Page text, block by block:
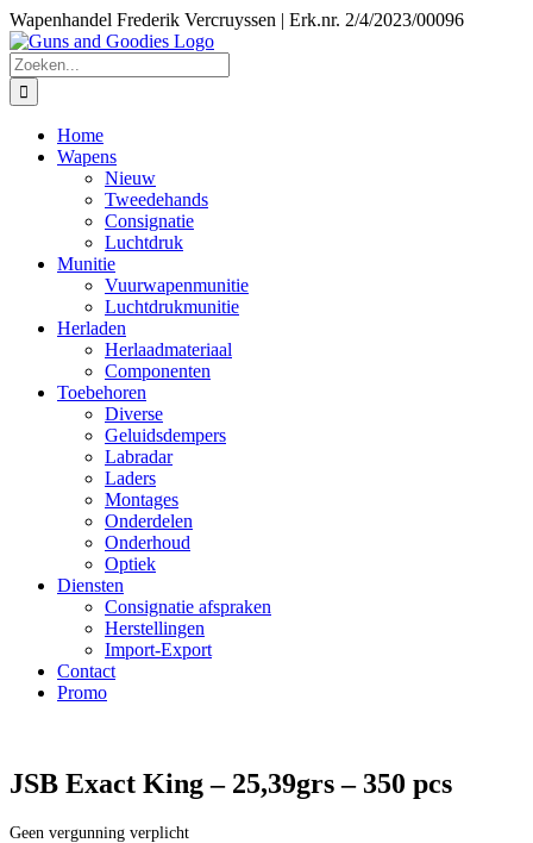
Skip
to
content
Wapenhandel Frederik Vercruyssen | Erk.nr. 2/4/2023/00096
Zoeken
naar:
Home
Wapens
Nieuw
Tweedehands
Consignatie
Luchtdruk
Munitie
Vuurwapenmunitie
Luchtdrukmunitie
Herladen
Herlaadmateriaal
Componenten
Toebehoren
Diverse
Geluidsdempers
Labradar
Laders
Montages
Onderdelen
Onderhoud
Optiek
Diensten
Consignatie afspraken
Herstellingen
Import-Export
Contact
Promo
JSB Exact King – 25,39grs – 350 pcs
Geen vergunning verplicht